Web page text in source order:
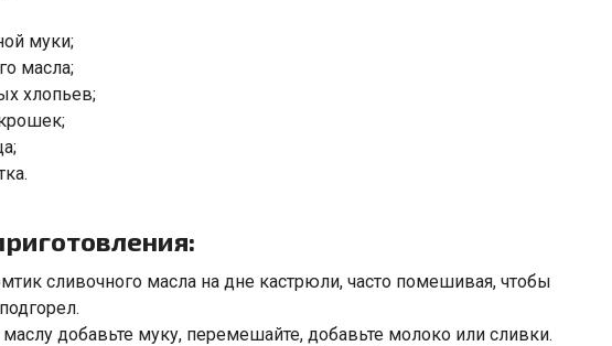
муки;
масла;
хлопьев;
сливочного масла на дне кастрюли, часто помешивая, чтобы
добавьте муку, перемешайте, добавьте молоко или сливки.